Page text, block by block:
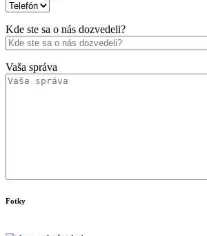
Kde ste sa o nás dozvedeli?
Vaša správa
Fotky